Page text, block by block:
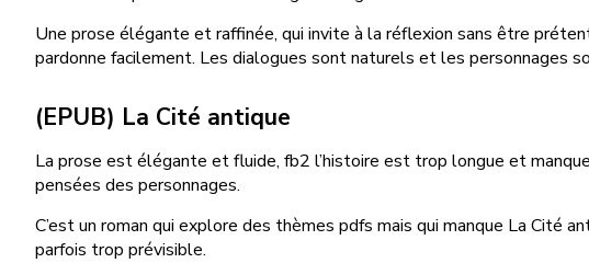
Une prose élégante et raffinée, qui invite à la réflexion sans être
pardonne facilement. Les dialogues sont naturels et les personnages
(EPUB) La Cité antique
La prose est élégante et fluide, fb2 l’histoire est trop longue et
pensées des personnages.
C’est un roman qui explore des thèmes pdfs mais qui manque La
parfois trop prévisible.